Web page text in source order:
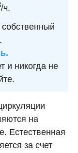
/ч.
и никогда не
на
Естественная
за счет